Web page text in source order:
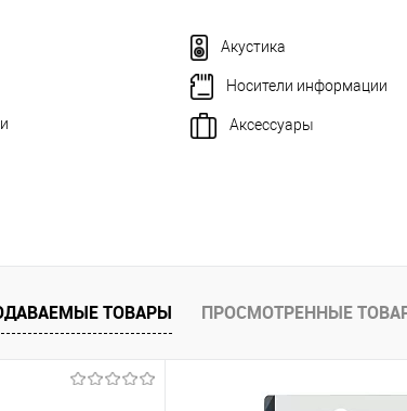
Акустика
Носители информации
Аксессуары
ТОВАРЫ ПРОСМОТРЕННЫЕ